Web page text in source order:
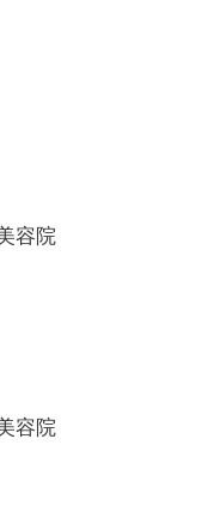
容院
容院